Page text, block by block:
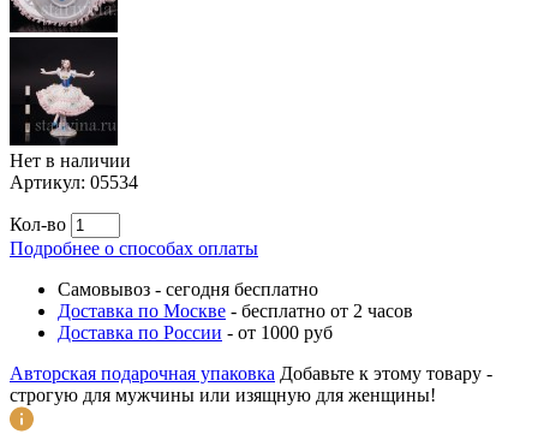
Нет в наличии
Артикул: 05534
Кол-во
Подробнее о способах оплаты
Самовывоз - сегодня бесплатно
Доставка по Москве - бесплатно от 2 часов
Доставка по России - от 1000 руб
Авторская подарочная упаковка Добавьте к этому товару -
строгую для мужчины или изящную для женщины!